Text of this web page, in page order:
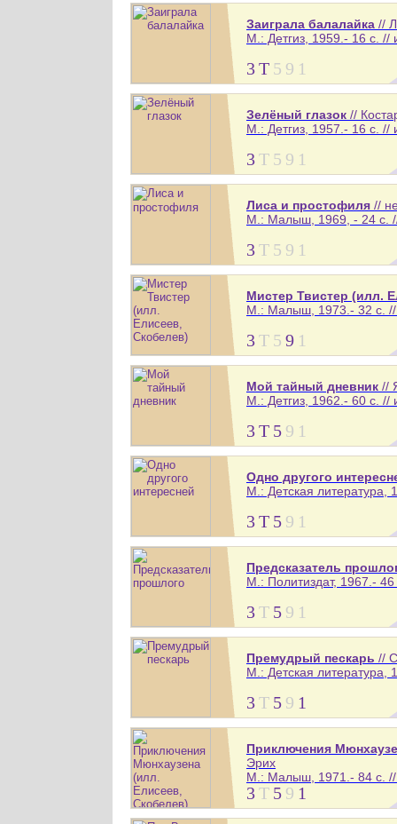
Заиграла балалайка //
М.: Детгиз, 1959.- 16 с. //
3Т 5 9 1
Зелёный глазок //
М.: Детгиз, 1957.- 16 с. //
3Т 5 9 1
Лиса и простофиля //
М.: Малыш, 1969, - 24 с.
3Т 5 9 1
Мистер Твистер (илл.
М.: Малыш, 1973.- 32 с. //
3Т 5 9 1
Мой тайный дневник //
М.: Детгиз, 1962.- 60 с. //
3Т 5 9 1
Одно другого
М.: Детская литература,
3Т 5 9 1
Предсказатель
М.: Политиздат, 1967.-
3Т 5 9 1
Премудрый пескарь //
М.: Детская литература,
3Т 5 9 1
Приключения
Эрих
М.: Малыш, 1971.- 84 с. //
3Т 5 9 1